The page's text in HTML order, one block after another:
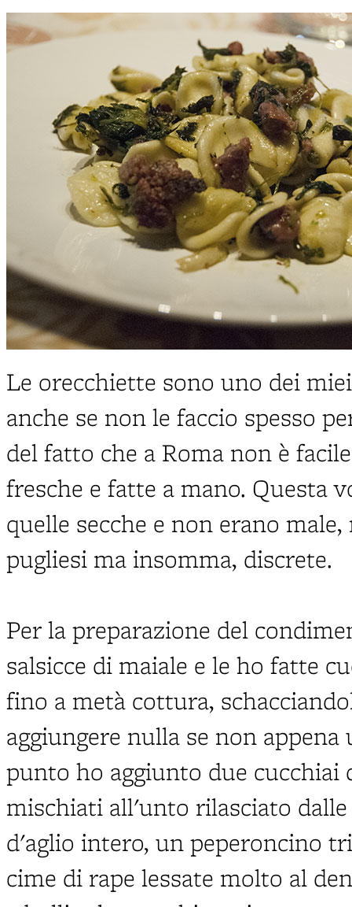
Le orecchiette sono uno dei
anche se non le faccio spesso
del fatto che a Roma non è
fresche e fatte a mano. Questa
quelle secche e non erano
pugliesi ma insomma, discrete.
Per la preparazione del
salsicce di maiale e le ho fatte
fino a metà cottura,
aggiungere nulla se non
punto ho aggiunto due
mischiati all'unto rilasciato
d'aglio intero, un peperoncino
cime di rape lessate molto al